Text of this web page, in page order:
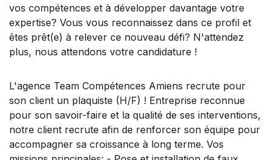
vos compétences et à développer davantage votre
expertise? Vous vous reconnaissez dans ce profil et
êtes prêt(e) à relever ce nouveau défi? N'attendez
plus, nous attendons votre candidature !
L'agence Team Compétences Amiens recrute pour
son client un plaquiste (H/F) ! Entreprise reconnue
pour son savoir-faire et la qualité de ses interventions,
notre client recrute afin de renforcer son équipe pour
accompagner sa croissance à long terme. Vos